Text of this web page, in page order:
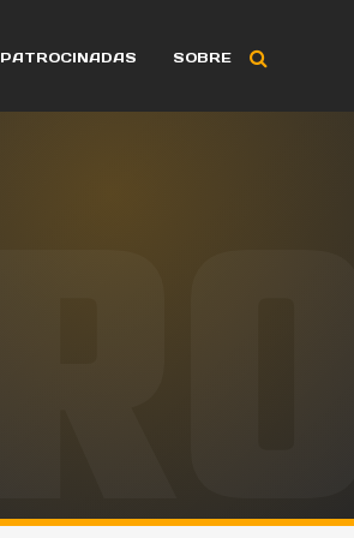
PATROCINADAS SOBRE